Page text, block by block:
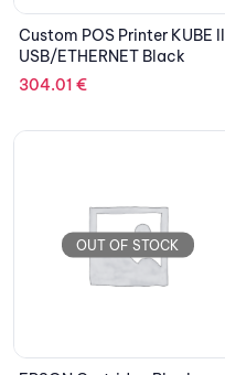
Custom POS Printer KUBE II
USB/ETHERNET Black
304.01 €
OUT OF STOCK